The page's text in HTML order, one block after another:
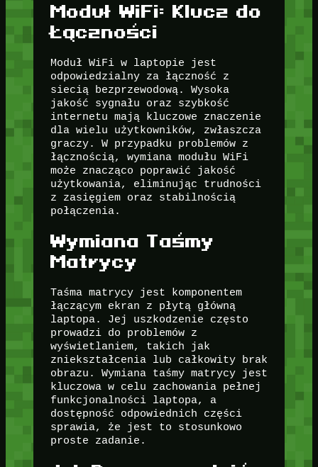
Moduł WiFi: Klucz do
Łączności
Moduł WiFi w laptopie jest
odpowiedzialny za łączność z
siecią bezprzewodową. Wysoka
jakość sygnału oraz szybkość
internetu mają kluczowe znaczenie
dla wielu użytkowników, zwłaszcza
graczy. W przypadku problemów z
łącznością, wymiana modułu WiFi
może znacząco poprawić jakość
użytkowania, eliminując trudności
z zasięgiem oraz stabilnością
połączenia.
Wymiana Taśmy
Matrycy
Taśma matrycy jest komponentem
łączącym ekran z płytą główną
laptopa. Jej uszkodzenie często
prowadzi do problemów z
wyświetlaniem, takich jak
zniekształcenia lub całkowity brak
obrazu. Wymiana taśmy matrycy jest
kluczowa w celu zachowania pełnej
funkcjonalności laptopa, a
dostępność odpowiednich części
sprawia, że jest to stosunkowo
proste zadanie.